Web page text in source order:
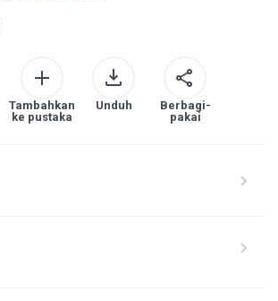
Tambahkan
ke pustaka
Unduh
Berbagi-
pakai